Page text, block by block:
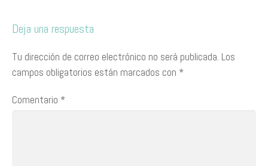
Deja una respuesta
Tu dirección de correo electrónico no será publicada. Los
campos obligatorios están marcados con *
Comentario *